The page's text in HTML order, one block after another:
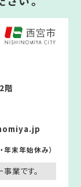
階
年末年始休み）
業です。